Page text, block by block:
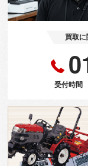
買取に
受付時間